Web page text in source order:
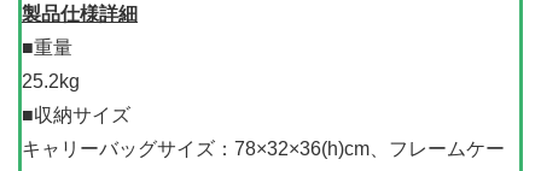
製品仕様詳細
■重量
25.2kg
■収納サイズ
キャリーバッグサイズ：78×32×36(h)cm、フレームケー